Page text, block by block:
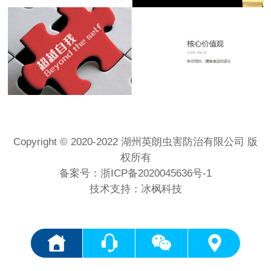
Copyright © 2020-2022 湖州英朗虫害防治有限公司 版
权所有
备案号： 浙ICP备2020045636号-1
技术支持：冰枫科技
<